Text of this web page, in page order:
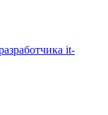
it-